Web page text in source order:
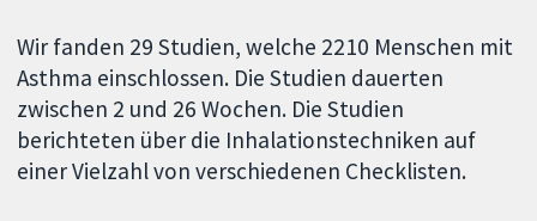
Wir fanden 29 Studien, welche 2210 Menschen mit
Asthma einschlossen. Die Studien dauerten
zwischen 2 und 26 Wochen. Die Studien
berichteten über die Inhalationstechniken auf
einer Vielzahl von verschiedenen Checklisten.